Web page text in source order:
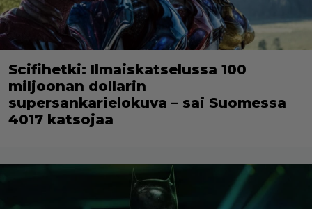
Scifihetki: Ilmaiskatselussa 100
miljoonan dollarin
supersankarielokuva – sai Suomessa
4017 katsojaa